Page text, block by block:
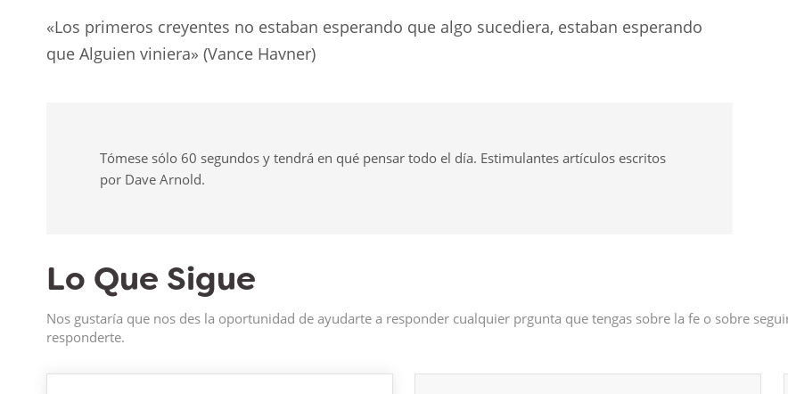
«Los primeros creyentes no estaban esperando que algo sucediera, estaban esperando
que Alguien viniera» (Vance Havner)
Tómese sólo 60 segundos y tendrá en qué pensar todo el día. Estimulantes artículos escritos
por Dave Arnold.
Lo Que Sigue
Nos gustaría que nos des la oportunidad de ayudarte a responder cualquier prgunta que tengas sobre la fe o sobre
responderte.